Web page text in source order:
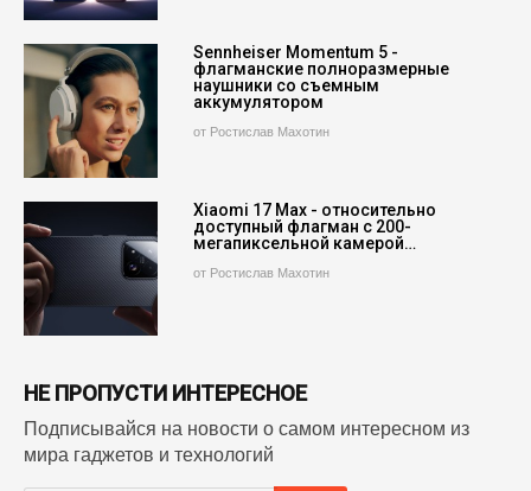
Sennheiser Momentum 5 -
флагманские полноразмерные
наушники со съемным
аккумулятором
от Ростислав Махотин
Xiaomi 17 Max - относительно
доступный флагман с 200-
мегапиксельной камерой…
от Ростислав Махотин
НЕ ПРОПУСТИ ИНТЕРЕСНОЕ
Подписывайся на новости о самом интересном из
мира гаджетов и технологий